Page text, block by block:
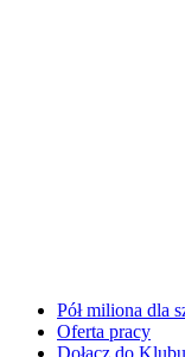
Pół miliona dla
Oferta pracy